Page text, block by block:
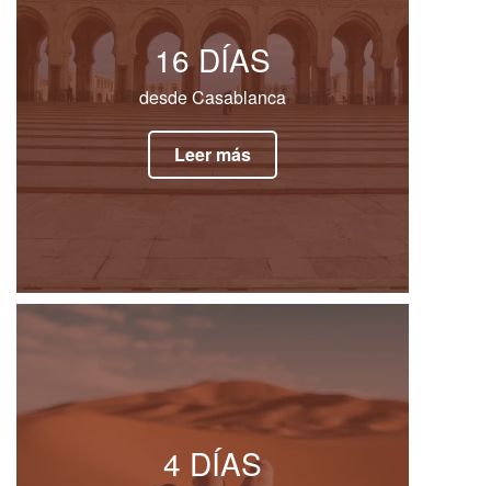
16 DÍAS
desde Casablanca
Leer más
4 DÍAS